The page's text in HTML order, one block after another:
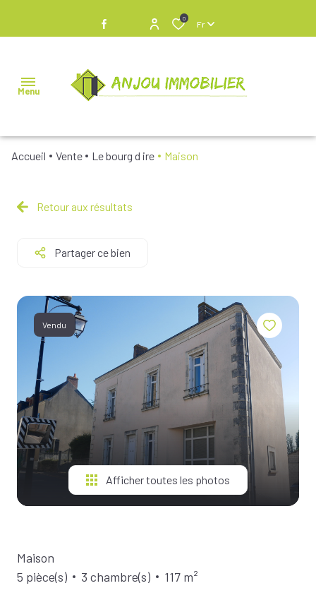
0
Fr
Menu
VENDRE
BIENS
NOS
BIENS À
LOCATION
ESTIMEZ
VOTRE
BIEN
NOTRE
Accueil Vente Le bourg d ire Maison
Retour aux résultats
Partager ce bien
Vendu
Afficher toutes les photos
Maison
5 pièce(s)
3 chambre(s) 117 m²